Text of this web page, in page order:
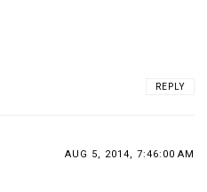
REPLY
AUG 5, 2014, 7:46:00 AM